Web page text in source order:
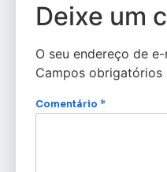
Deixe um
O seu endereço de
Campos obrigatórios
Comentário *